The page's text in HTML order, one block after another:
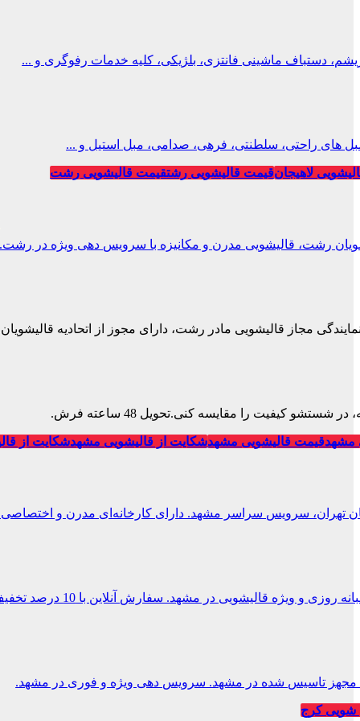
دستباف ماشینی فانتزی، بلژیکی، کلیه خدمات رفوگری و ...
های راحتی، سلطنتی، فرهی، صدامی، مبل استیل و ...
لاهیجانقیمت قالیشویی رشتقیمت قالیشویی رشت
رشت، قالیشویی مدرن و مکانیزه با سرویس دهی ویژه در رشت.
مجاز قالیشویی مادر رشت، دارای مجوز از اتحادیه
کیفیت را مقایسه کنی.تحویل 48 ساعته فرش.
مشهدقیمت قالیشویی مشهدشکایت از قالیشویی مشهدشکایت از
تهران، سرویس سراسر مشهد. دارای کارخانه‌ای مدرن و
ویژه قالیشویی در مشهد. سفارش آنلاین با 10 درصد تخفیف.
مجهز تاسیس شده در مشهد. سرویس دهی ویژه و فوری در مشهد.
شویی کرج